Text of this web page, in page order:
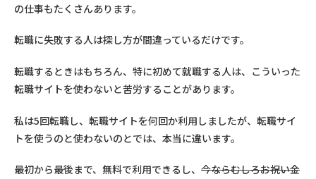
の仕事もたくさんあります。
転職に失敗する人は探し方が間違っているだけです。
転職するときはもちろん、特に初めて就職する人は、こういった
転職サイトを使わないと苦労することがあります。
私は5回転職し、転職サイトを何回か利用しましたが、転職サイ
トを使うのと使わないのとでは、本当に違います。
最初から最後まで、無料で利用できるし、 今ならむしろお祝い金